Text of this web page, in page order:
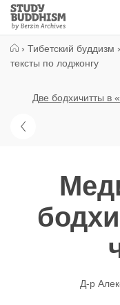
Close
Study
Buddhism
› Тибетский буддизм ›
тексты по лоджонгу
Две бодхичитты в
Д-р